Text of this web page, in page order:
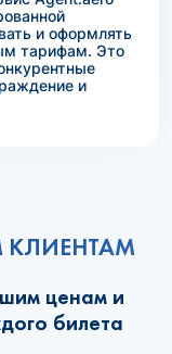
и оформлять
тарифам. Это
и
КЛИЕНТАМ
ценам и
билета